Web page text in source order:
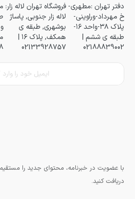
دفتر تهران :مطهری-
خ مهرداد-وراوینی-
پلاک ۳۸-واحد ۱۶-
طبقه ی ششم |
02188839002
فروشگاه تهران لاله زار:
لاله زار جنوبی, پاساژ
بوشهری, طبقه ی
همکف, پلاک ۱۶ |
02133928757
با عضویت در خبرنامه، محتوای جدید را
دریافت کنید.